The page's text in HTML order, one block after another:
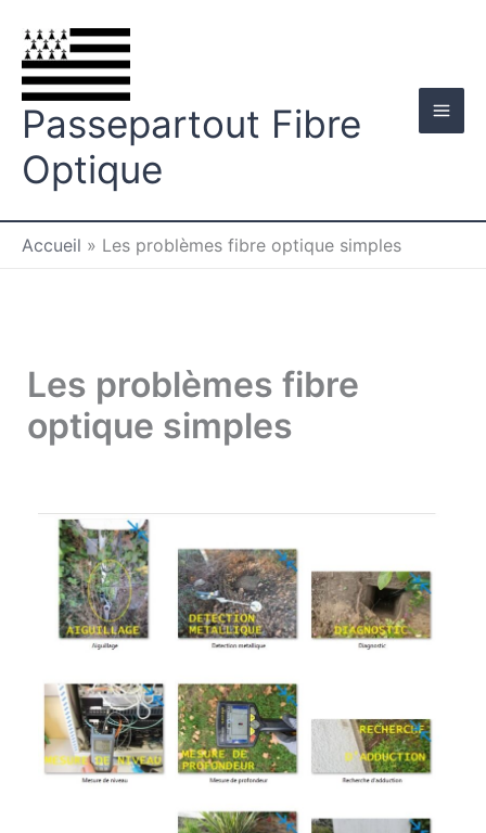
contenu
Passepartout Fibre
Optique
Accueil » Les problèmes fibre optique simples
Les problèmes fibre
optique simples